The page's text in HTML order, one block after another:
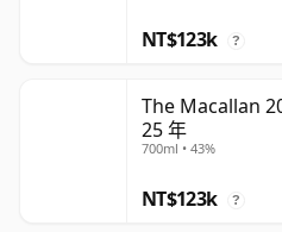
NT$123k ?
The Macallan
25 年
700ml • 43%
NT$123k ?